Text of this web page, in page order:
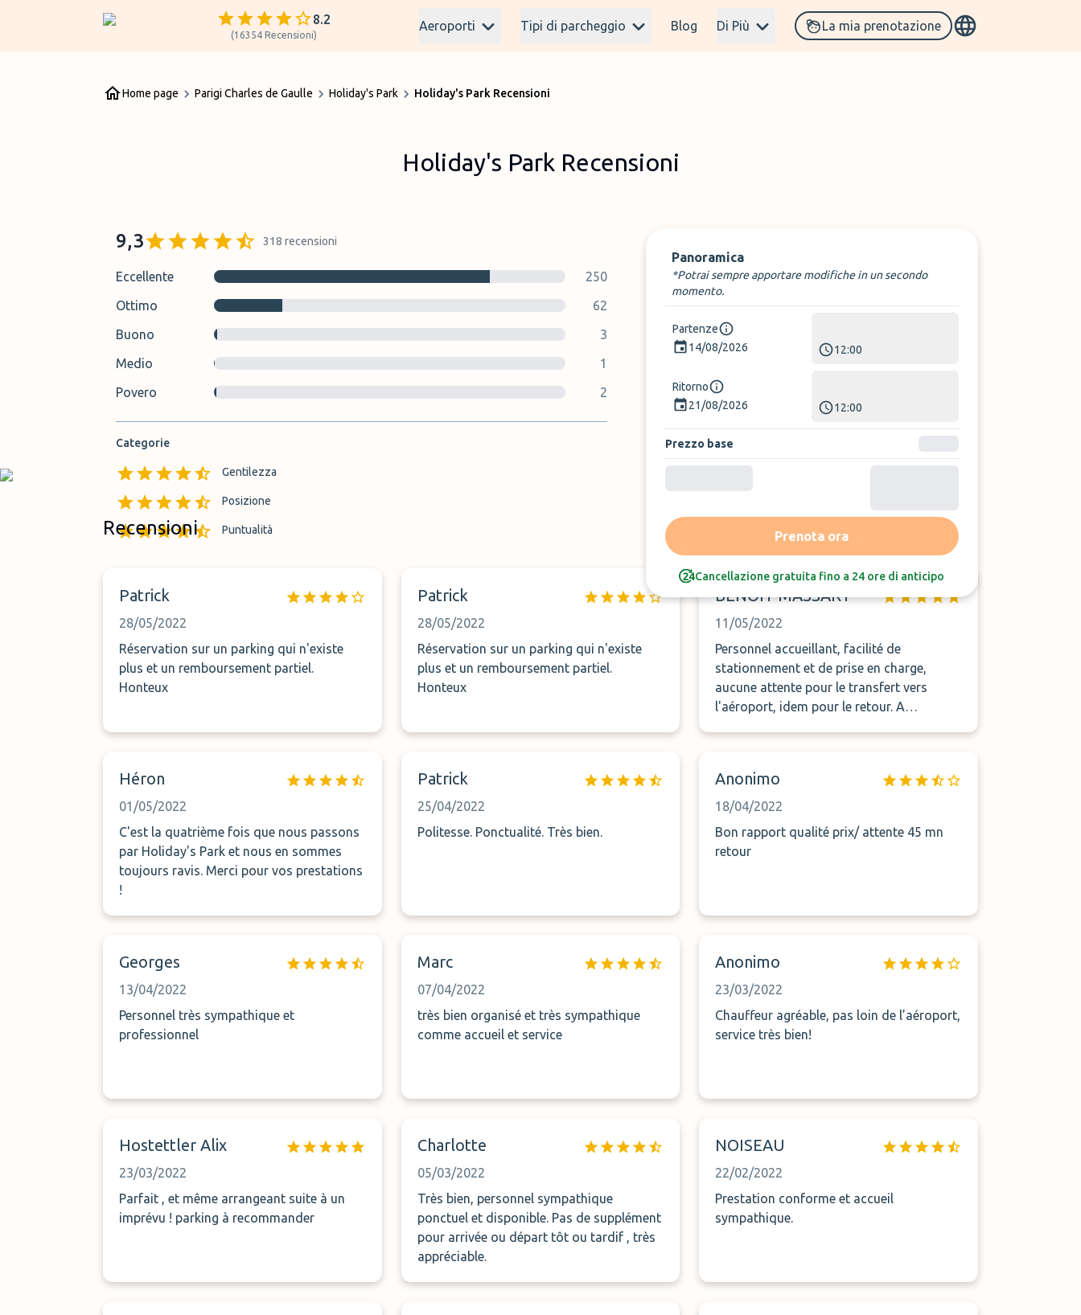
8.2
(16354 Recensioni)
Aeroporti Tipi di parcheggio Blog Di Più La mia prenotazione
Home page Parigi Charles de Gaulle Holiday's Park Holiday's Park Recensioni
Holiday's Park Recensioni
9,3 318 recensioni
Eccellente
250
Ottimo
62
Buono
3
Medio
1
Povero
2
Categorie
Gentilezza
Posizione
Puntualità
Panoramica
*Potrai sempre apportare modifiche in un secondo
momento.
Partenze
14/08/2026
12:00
Ritorno
21/08/2026
12:00
Prezzo base
Prenota ora
Cancellazione gratuita fino a 24 ore di anticipo
Recensioni Ultime recensioni
Patrick
28/05/2022
Réservation sur un parking qui n'existe
plus et un remboursement partiel.
Honteux
Patrick
28/05/2022
Réservation sur un parking qui n'existe
plus et un remboursement partiel.
Honteux
BENOIT MASSART
11/05/2022
Personnel accueillant, facilité de
stationnement et de prise en charge,
aucune attente pour le transfert vers
l'aéroport, idem pour le retour. A
Héron
01/05/2022
C'est la quatrième fois que nous passons
par Holiday's Park et nous en sommes
toujours ravis. Merci pour vos prestations
!
Patrick
25/04/2022
Politesse. Ponctualité. Très bien.
Anonimo
18/04/2022
Bon rapport qualité prix/ attente 45 mn
retour
Georges
13/04/2022
Personnel très sympathique et
professionnel
Marc
07/04/2022
très bien organisé et très sympathique
comme accueil et service
Anonimo
23/03/2022
Chauffeur agréable, pas loin de l’aéroport,
service très bien!
Hostettler Alix
23/03/2022
Parfait , et même arrangeant suite à un
imprévu ! parking à recommander
Charlotte
05/03/2022
Très bien, personnel sympathique
ponctuel et disponible. Pas de supplément
pour arrivée ou départ tôt ou tardif , très
appréciable.
NOISEAU
22/02/2022
Prestation conforme et accueil
sympathique.